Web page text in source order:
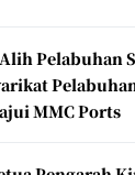
Pelabuhan
MMC Ports